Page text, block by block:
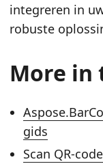
integreren in
robuste
More in
gids
Scan QR-